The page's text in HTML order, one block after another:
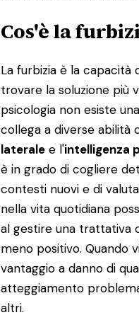
Cos'è la
La furbizia è la capacità
trovare la soluzione più
psicologia non esiste
collega a diverse abilità
laterale e l'intelligenza
è in grado di cogliere
contesti nuovi e di
nella vita quotidiana
al gestire una trattativa
meno positivo. Quando
vantaggio a danno di
atteggiamento
altri.